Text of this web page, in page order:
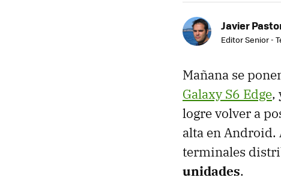
Javier
Editor Senior -
Mañana se
Galaxy S6 Edge,
logre volver a
alta en Android.
terminales
unidades.